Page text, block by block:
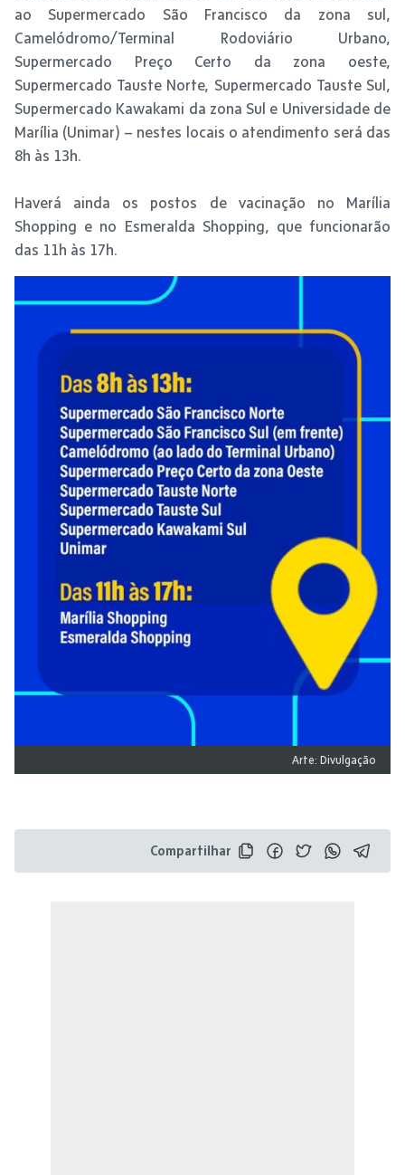
ao Supermercado São Francisco da zona sul,
Camelódromo/Terminal Rodoviário Urbano,
Supermercado Preço Certo da zona oeste,
Supermercado Tauste Norte, Supermercado Tauste Sul,
Supermercado Kawakami da zona Sul e Universidade de
Marília (Unimar) – nestes locais o atendimento será das
8h às 13h.
Haverá ainda os postos de vacinação no Marília
Shopping e no Esmeralda Shopping, que funcionarão
das 11h às 17h.
Arte: Divulgação
Compartilhar